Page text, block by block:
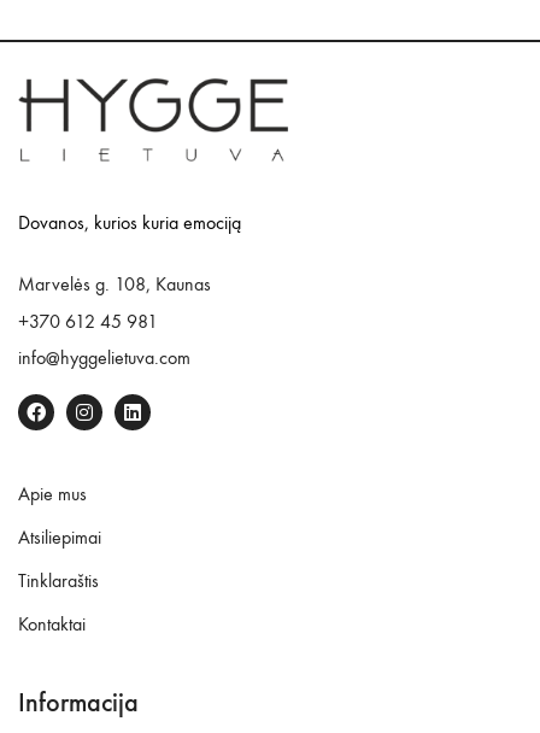
Dovanos, kurios kuria emociją
Marvelės g. 108, Kaunas
+370 612 45 981
info@hyggelietuva.com
Apie mus
Atsiliepimai
Tinklaraštis
Kontaktai
Informacija